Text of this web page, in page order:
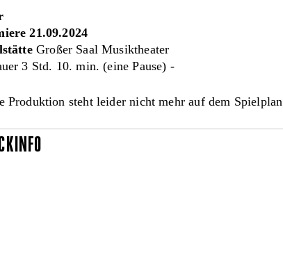
21.09.2024
Großer Saal Musiktheater
3 Std. 10. min. (eine Pause) -
Produktion steht leider nicht mehr auf dem Spielplan